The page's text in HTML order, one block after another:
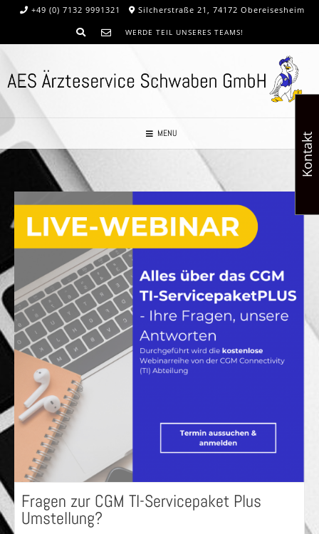
+49 (0) 7132 9991321 Silcherstraße 21, 74172 Obereisesheim
WERDE TEIL UNSERES TEAMS!
MENU
Fragen zur CGM TI-Servicepaket Plus
Umstellung?
Kontakt